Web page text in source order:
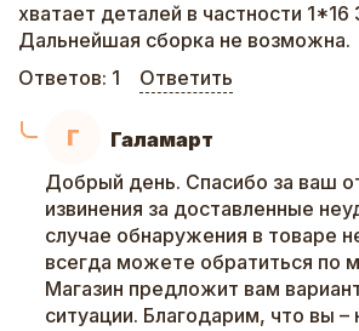
хватает деталей в частности 1*16
Дальнейшая сборка не возможна.
Ответов: 1 Ответить
Г Галамарт
Добрый день. Спасибо за ваш
извинения за доставленные
случае обнаружения в товаре
всегда можете обратиться по
Магазин предложит вам
ситуации. Благодарим, что вы –